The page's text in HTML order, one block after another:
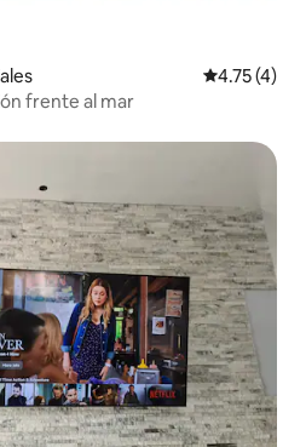
Calificación
4.75 (4)
frente al mar